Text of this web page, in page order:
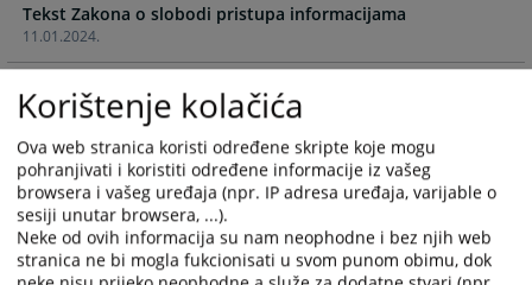
forward
to
interact
with
the
calendar
and
select
a
date.
Press
forward
interact
with
the
calendar
and
select
a
date.
Press
11.01.2024.
Tekst Zakona o slobodi pristupa informacijama
Korištenje kolačića
Ova web stranica koristi određene skripte koje mogu
pohranjivati i koristiti određene informacije iz vašeg
browsera i vašeg uređaja (npr. IP adresa uređaja, varijable o
sesiji unutar browsera, ...).
Neke od ovih informacija su nam neophodne i bez njih web
stranica ne bi mogla fukcionisati u svom punom obimu, dok